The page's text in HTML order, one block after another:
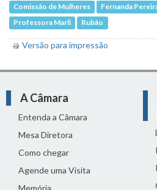
Comissão de Mulheres Fernanda
Professora Marli
Rubão
Versão para impressão
A Câmara
Entenda a Câmara
Mesa Diretora
Como chegar
Agende uma Visita
Memória